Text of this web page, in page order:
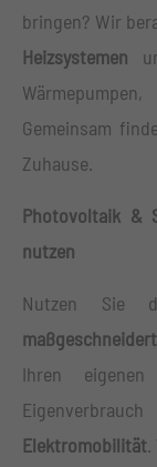
bringen? Wir
Heizsystemen
Gemeinsam
Zuhause.
Photovoltaik &
nutzen
Nutzen Sie
Ihren
Elektromobilität.